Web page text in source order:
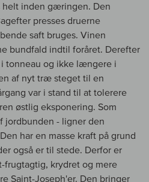
helt inden gæringen. Den
presses druerne
saft bruges. Vinen
bundfald indtil foråret. Derefter
tonneau og ikke længere i
af nyt træ steget til en
var i stand til at tolerere
østlig eksponering. Som
jordbunden - ligner den
har en masse kraft på grund
også er til stede. Derfor er
frugtagtig, krydret og mere
Saint-Joseph'er. Den bringer